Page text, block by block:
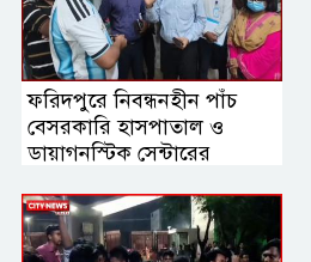
ফরিদপুরে নিবন্ধনহীন পাঁচ
বেসরকারি হাসপাতাল ও
ডায়াগনস্টিক সেন্টারের